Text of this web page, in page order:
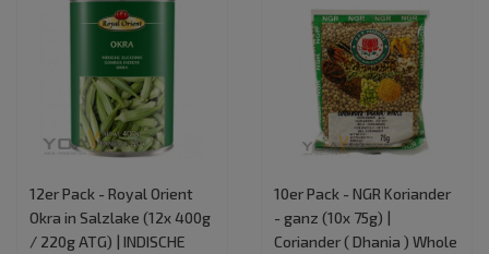
12er Pack - Royal Orient
Okra in Salzlake (12x 400g
/ 220g ATG) | INDISCHE
10er Pack - NGR Koriander
- ganz (10x 75g) |
Coriander ( Dhania ) Whole